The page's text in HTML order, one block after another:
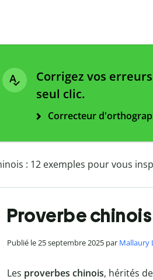
Corrigez vos
seul clic.
Correcteur
: 12 exemples pour vous
Proverbe chinois
Publié le 25 septembre 2025 par Mallaury
Les proverbes chinois, hérités